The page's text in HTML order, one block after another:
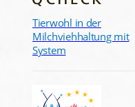
Tierwohl in der
Milchviehhaltung mit
System